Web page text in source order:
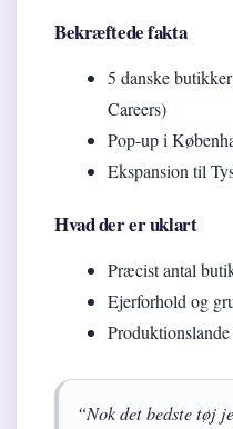
Bekræftede fakta
5 danske
Careers)
Pop-up i
Ekspansion til
Hvad der er uklart
Præcist antal
Ejerforhold og
“Nok det bedste tøj